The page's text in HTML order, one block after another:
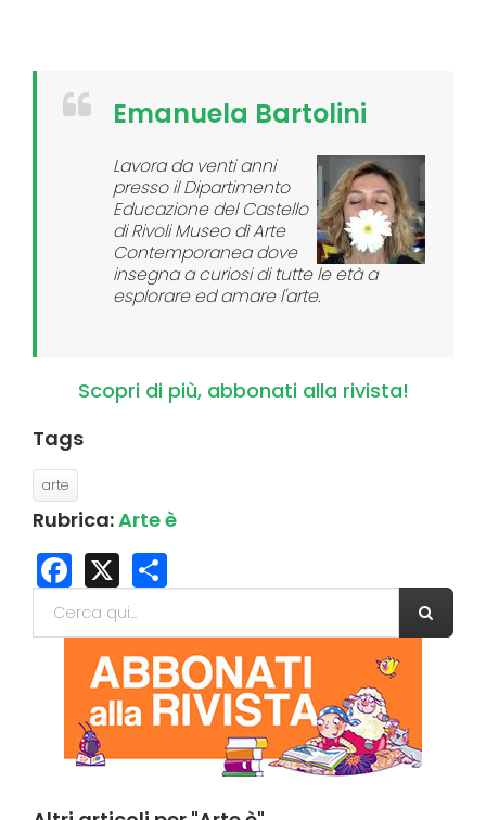
Emanuela Bartolini
Lavora da venti anni
presso il Dipartimento
Educazione del Castello
di Rivoli Museo dì Arte
Contemporanea dove
insegna a curiosi di tutte le età a
esplorare ed amare l'arte.
Scopri di più, abbonati alla rivista!
Tags
arte
Rubrica:Arte è
Facebook
X
Form di ricerca